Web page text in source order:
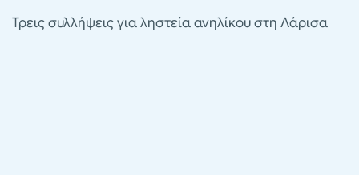
Τρεις συλλήψεις για ληστεία ανηλίκου στη Λάρισα